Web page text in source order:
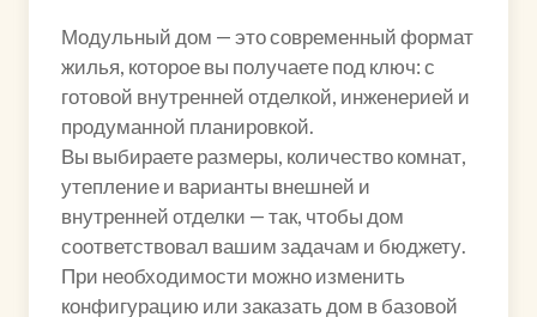
Модульный дом — это современный формат
жилья, которое вы получаете под ключ: с
готовой внутренней отделкой, инженерией и
продуманной планировкой.
Вы выбираете размеры, количество комнат,
утепление и варианты внешней и
внутренней отделки — так, чтобы дом
соответствовал вашим задачам и бюджету.
При необходимости можно изменить
конфигурацию или заказать дом в базовой